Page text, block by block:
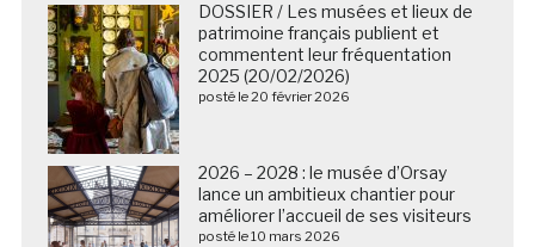
DOSSIER / Les musées et lieux de
patrimoine français publient et
commentent leur fréquentation
2025 (20/02/2026)
posté le 20 février 2026
2026 – 2028 : le musée d’Orsay
lance un ambitieux chantier pour
améliorer l’accueil de ses visiteurs
posté le 10 mars 2026